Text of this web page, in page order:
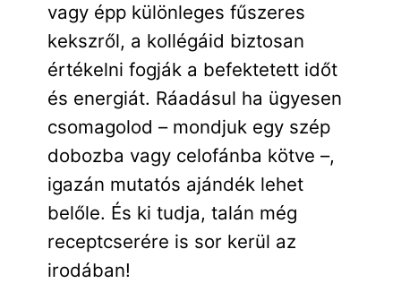
vagy épp különleges fűszeres
kekszről, a kollégáid biztosan
értékelni fogják a befektetett időt
és energiát. Ráadásul ha ügyesen
csomagolod – mondjuk egy szép
dobozba vagy celofánba kötve –,
igazán mutatós ajándék lehet
belőle. És ki tudja, talán még
receptcserére is sor kerül az
irodában!